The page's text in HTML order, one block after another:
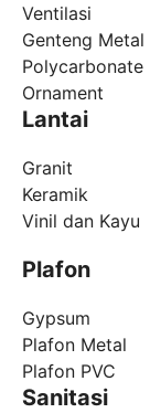
Ventilasi
Genteng Metal
Polycarbonate
Ornament
Lantai
Granit
Keramik
Vinil dan Kayu
Plafon
Gypsum
Plafon Metal
Plafon PVC
Sanitasi